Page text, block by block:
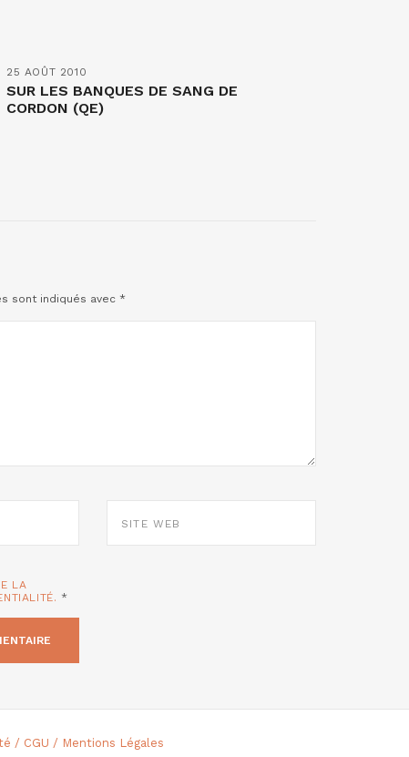
25 AOÛT 2010
SUR LES BANQUES DE SANG DE
CORDON (QE)
sont indiqués avec *
WEB
LA
*
/ CGU / Mentions Légales